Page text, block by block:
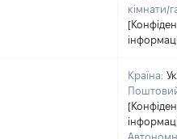
кімнати/
Країна: